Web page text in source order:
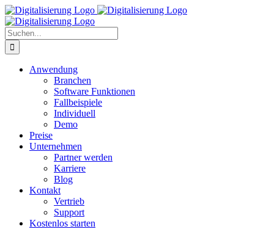
Zum
Inhalt
springen
Suche
nach:
Anwendung
Branchen
Software Funktionen
Fallbeispiele
Individuell
Demo
Preise
Unternehmen
Partner werden
Karriere
Blog
Kontakt
Vertrieb
Support
Kostenlos starten